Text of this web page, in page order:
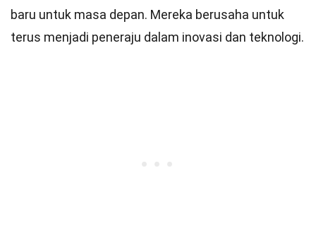
baru untuk masa depan. Mereka berusaha untuk
terus menjadi peneraju dalam inovasi dan teknologi.